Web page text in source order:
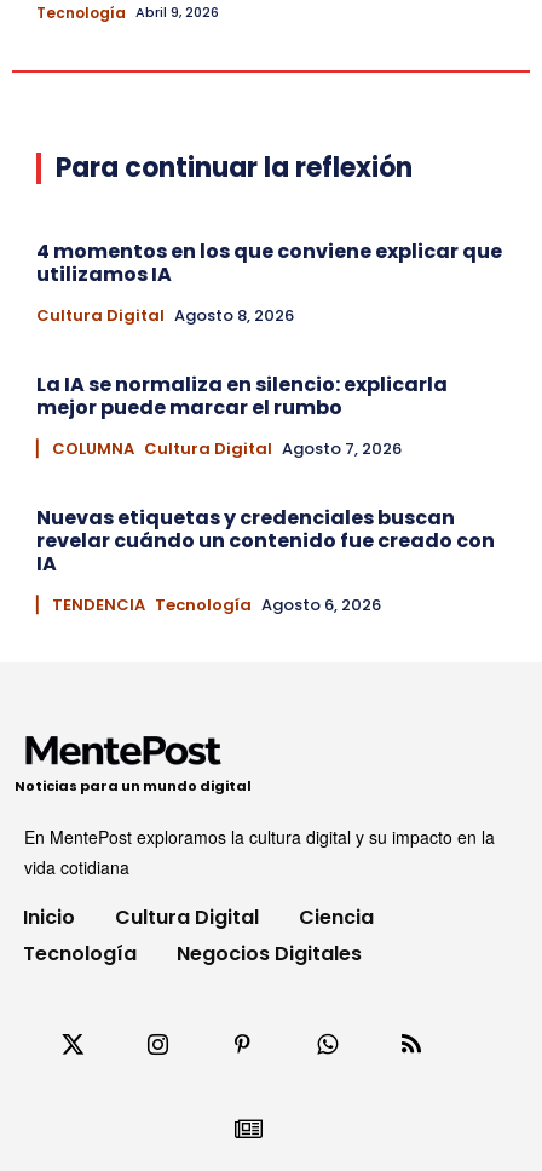
Tecnología Abril 9, 2026
Para continuar la reflexión
4 momentos en los que conviene explicar que
utilizamos IA
Cultura Digital Agosto 8, 2026
La IA se normaliza en silencio: explicarla
mejor puede marcar el rumbo
▏ COLUMNA Cultura Digital Agosto 7, 2026
Nuevas etiquetas y credenciales buscan
revelar cuándo un contenido fue creado con
IA
▏ TENDENCIA Tecnología Agosto 6, 2026
Noticias para un mundo digital
En MentePost exploramos la cultura digital y su impacto en la
vida cotidiana
Inicio Cultura Digital
Ciencia
Tecnología
Negocios Digitales